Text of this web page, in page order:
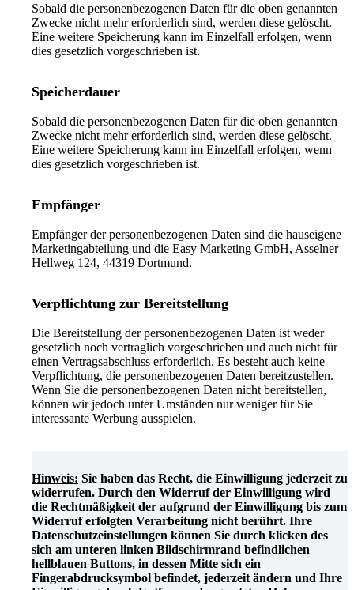
Sobald die personenbezogenen Daten für die oben genannten
Zwecke nicht mehr erforderlich sind, werden diese gelöscht.
Eine weitere Speicherung kann im Einzelfall erfolgen, wenn
dies gesetzlich vorgeschrieben ist.
Speicherdauer
Sobald die personenbezogenen Daten für die oben genannten
Zwecke nicht mehr erforderlich sind, werden diese gelöscht.
Eine weitere Speicherung kann im Einzelfall erfolgen, wenn
dies gesetzlich vorgeschrieben ist.
Empfänger
Empfänger der personenbezogenen Daten sind die hauseigene
Marketingabteilung und die Easy Marketing GmbH, Asselner
Hellweg 124, 44319 Dortmund.
Verpflichtung zur Bereitstellung
Die Bereitstellung der personenbezogenen Daten ist weder
gesetzlich noch vertraglich vorgeschrieben und auch nicht für
einen Vertragsabschluss erforderlich. Es besteht auch keine
Verpflichtung, die personenbezogenen Daten bereitzustellen.
Wenn Sie die personenbezogenen Daten nicht bereitstellen,
können wir jedoch unter Umständen nur weniger für Sie
interessante Werbung ausspielen.
Hinweis: Sie haben das Recht, die Einwilligung jederzeit zu
widerrufen. Durch den Widerruf der Einwilligung wird
die Rechtmäßigkeit der aufgrund der Einwilligung bis zum
Widerruf erfolgten Verarbeitung nicht berührt. Ihre
Datenschutzeinstellungen können Sie durch klicken des
sich am unteren linken Bildschirmrand befindlichen
hellblauen Buttons, in dessen Mitte sich ein
Fingerabdrucksymbol befindet, jederzeit ändern und Ihre